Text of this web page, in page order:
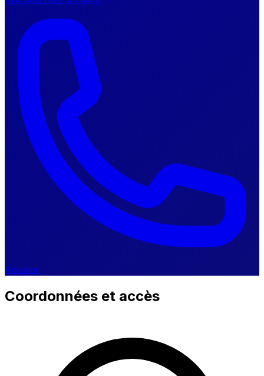
Appeler
Coordonnées et accès